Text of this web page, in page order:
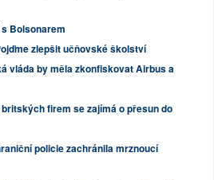
Bolsonarem
zlepšit učňovské školství
vláda by měla zkonfiskovat Airbus a
firem se zajímá o přesun do
policie zachránila mrznoucí